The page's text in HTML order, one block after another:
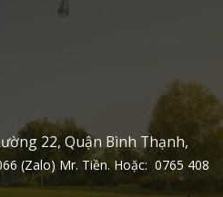
22, Quận Bình Thạnh,
(Zalo) Mr. Tiền. Hoặc: 0765 408